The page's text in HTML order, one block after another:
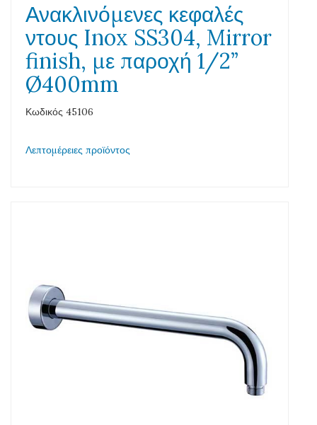
Ανακλινόμενες κεφαλές
ντους Inox SS304, Mirror
finish, με παροχή 1/2”
Ø400mm
Κωδικός 45106
Λεπτομέρειες προϊόντος